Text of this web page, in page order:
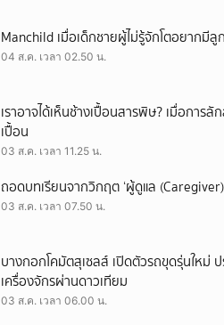
Manchild เมื่อเด็กชายผู้ไม่รู้จักโตอยากมีลูก
04 ส.ค. เวลา 02.50 น.
เราอาจได้เห็นช้างเปื้อนสารพิษ? เมื่อการ
เปื้อน
03 ส.ค. เวลา 11.25 น.
ถอดบทเรียนจากวิกฤต ‘ผู้ดูแล
03 ส.ค. เวลา 07.50 น.
บางกอกโคมัตสุเซลส์ เปิดตัวรถขุดรุ่นใหม่
เครื่องจักรผ่านดาวเทียม
03 ส.ค. เวลา 06.00 น.